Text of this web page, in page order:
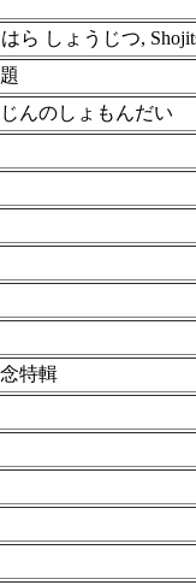
ら しょうじつ,
んのしょもんだい
特輯